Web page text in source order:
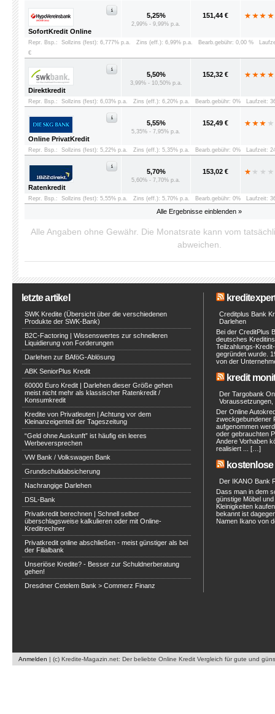
Alle Ergebnisse einblenden »
SofortKredit Online
5,25%
2,99% - 9,99% p.a.
151,44 €
Repr. Bsp.: Sollzins (fest): 6,777% p.a. Zins (eff.): 6,99% p.a. Bearb.gebühr: 0,00 %
€
Direktkredit
5,50%
3,99% - 10,50% p.a.
152,32 €
Repr. Bsp.: Sollzins (fest): 6,03% p.a. Zins (eff.): 6,20% p.a. Bearb.gebühr: 0% Laufzeit:
Online PrivatKredit
5,55%
5,35% - 7,95% p.a.
152,49 €
Repr. Bsp.: Sollzins (fest): 5,22% p.a. Zins (eff.): 5,35% p.a. Bearb.gebühr: 0% Laufzeit:
Ratenkredit
5,70%
5,60% - 7,70% p.a.
153,02 €
Repr. Bsp.: Sollzins (fest): 5,55% p.a. Zins (eff.): 5,70% p.a. Bearb.gebühr: 0% Laufzeit:
Alle Angaben ohne Gewähr. Die Monatsrate kann vom
abweichen.
letzte artikel
SWK Kredite (Übersicht über die verschiedenen
Produkte der SWK-Bank)
B2C-Factoring | Wissenswertes zur schnelleren
Liquidierung von Forderungen
Darlehen zur BAföG-Ablösung
ABK SeniorPlus Kredit
60000 Euro Kredit | Darlehen dieser Größe gehen
meist nicht mehr als klassischer Ratenkredit /
Konsumkredit
Kredite von Privatleuten | Achtung vor dem
Kleinanzeigenteil der Tageszeitung
“Geld ohne Auskunft” ist häufig ein leeres
Werbeversprechen
VW Bank / Volkswagen Bank
Grundschuldabsicherung
Nachrangige Darlehen
DSL-Bank
Privatkredit berechnen | Schnell selber
überschlagsweise kalkulieren oder mit Online-
Kreditrechner
Privatkredit online abschließen - meist günstiger als bei
der Filialbank
Unseriöse Kredite? - Besser zur Schuldnerberatung
gehen!
Dresdner Cetelem Bank > Commerz Finanz
Creditplus Bank
Darlehen
Bei der CreditPlus
deutsches
Teilzahlungs-
gegründet wurde.
von der
kredit
Der Targobank
Voraussetzungen,
Der Online
zweckgebundener
aufgenommen
oder gebrauchten
Andere Vorhaben
realisiert ... […]
Der IKANO Bank
Dass man in dem
günstige Möbel
Kleinigkeiten
bekannt ist
Namen Ikano von
Anmelden | (c) Kredite-Magazin.net: Der beliebte Online Kredit Vergleich für gute und